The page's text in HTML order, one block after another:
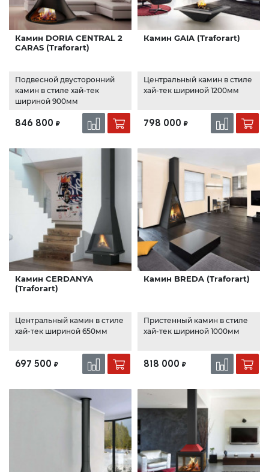
Камин DORIA CENTRAL 2
CARAS (Traforart)
Подвесной двусторонний
камин в стиле хай-тек
шириной 900мм
846 800 ₽
Камин GAIA (Traforart)
Центральный камин в стиле
хай-тек шириной 1200мм
798 000 ₽
Камин CERDANYA
(Traforart)
Центральный камин в стиле
хай-тек шириной 650мм
697 500 ₽
Камин BREDA (Traforart)
Пристенный камин в стиле
хай-тек шириной 1000мм
818 000 ₽